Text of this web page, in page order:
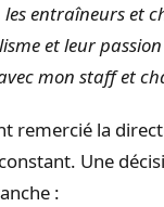
les entraîneurs et
et leur
mon staff et
remercié la
Une
: